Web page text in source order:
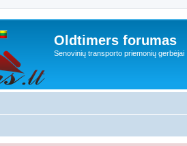
Oldtimers forumas
Senovinių transporto priemonių gerbėjai